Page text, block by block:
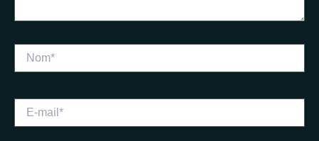
Nom*
mail*